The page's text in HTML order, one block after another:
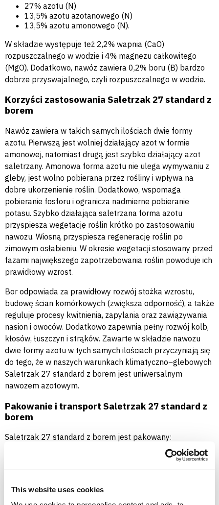
This website uses cookies
27% azotu (N)
13,5% azotu azotanowego (N)
13,5% azotu amonowego (N).
W składzie występuje też 2,2% wapnia (CaO)
rozpuszczalnego w wodzie i 4% magnezu całkowitego
(MgO). Dodatkowo, nawóz zawiera 0,2% boru (B) bardzo
dobrze przyswajalnego, czyli rozpuszczalnego w wodzie.
Korzyści zastosowania Saletrzak 27 standard z
borem
Nawóz zawiera w takich samych ilościach dwie formy
azotu. Pierwszą jest wolniej działający azot w formie
amonowej, natomiast drugą jest szybko działający azot
saletrzany. Amonowa forma azotu nie ulega wymywaniu z
gleby, jest wolno pobierana przez rośliny i wpływa na
dobre ukorzenienie roślin. Dodatkowo, wspomaga
pobieranie fosforu i ogranicza nadmierne pobieranie
potasu. Szybko działająca saletrzana forma azotu
przyspiesza wegetację roślin krótko po zastosowaniu
nawozu. Wiosną przyspiesza regenerację roślin po
zimowym osłabieniu. W okresie wegetacji stosowany przed
fazami największego zapotrzebowania roślin powoduje ich
prawidłowy wzrost.
Bor odpowiada za prawidłowy rozwój stożka wzrostu,
budowę ścian komórkowych (zwiększa odporność), a także
reguluje procesy kwitnienia, zapylania oraz zawiązywania
nasion i owoców. Dodatkowo zapewnia pełny rozwój kolb,
kłosów, łuszczyn i strąków. Zawarte w składzie nawozu
dwie formy azotu w tych samych ilościach przyczyniają się
do tego, że w naszych warunkach klimatyczno–glebowych
Saletrzak 27 standard z borem jest uniwersalnym
nawozem azotowym.
Pakowanie i transport Saletrzak 27 standard z
borem
Saletrzak 27 standard z borem jest pakowany:
po 25 lub 50 kg± w worki polietylenowe z nadrukiem,
luzem.